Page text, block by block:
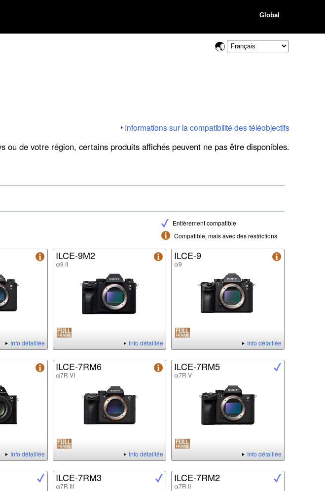
Global
Informations sur la compatibilité des téléobjectifs
ou de votre région, certains produits affichés peuvent ne pas être disponibles.
Entièrement compatible
Compatible, mais avec des restrictions
Info détaillée
ILCE-9M2
α9 II
Info détaillée
ILCE-9
α9
Info détaillée
Info détaillée
ILCE-7RM6
α7R VI
Info détaillée
ILCE-7RM5
α7R V
Info détaillée
ILCE-7RM3
α7R III
ILCE-7RM2
α7R II